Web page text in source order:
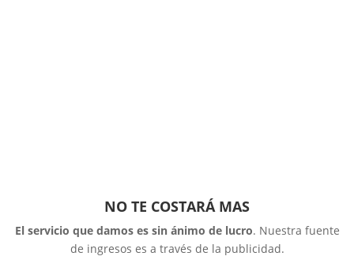
NO TE COSTARÁ MAS
El servicio que damos es sin ánimo de lucro. Nuestra fuente
de ingresos es a través de la publicidad.